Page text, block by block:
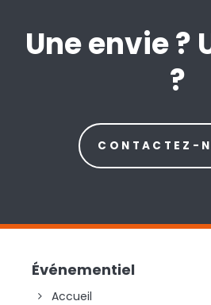
Une envie ?
?
CONTACTEZ-
Événementiel
Accueil